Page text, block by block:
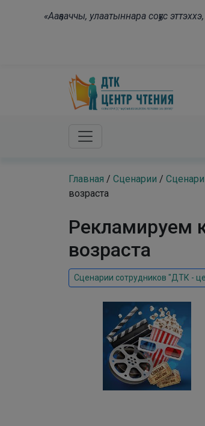
«Ааҕааччы, улаатыннара соҕус
Главная / Сценарии /
возраста
Рекламируем
возраста
Сценарии сотрудников "ДТК -